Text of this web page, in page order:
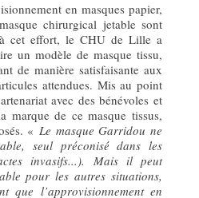
chirurgical jetable sont
à cet effort, le CHU de Lille a
un modèle de masque tissu,
de manière satisfaisante aux
attendues. Mis au point
avec des bénévoles et
marque de ce masque tissus,
« Le masque Garridou ne
seul préconisé dans les
invasifs...). Mais il peut
pour les autres situations,
que l’approvisionnement en